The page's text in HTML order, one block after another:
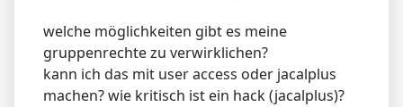
welche möglichkeiten gibt es meine
gruppenrechte zu verwirklichen?
kann ich das mit user access oder jacalplus
machen? wie kritisch ist ein hack (jacalplus)?